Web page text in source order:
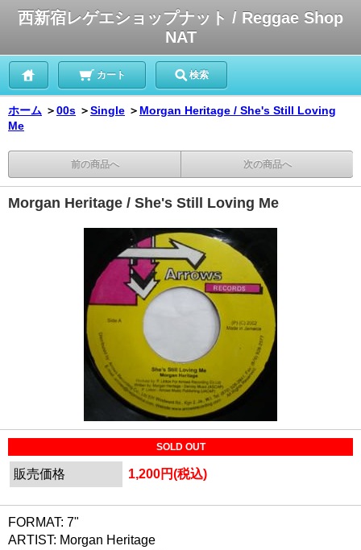
西新宿レゲエショップナット / Reggae Shop
NAT
カート 検索
ホーム ＞00s ＞Single ＞ Morgan Heritage / She's Still Loving
Me
前の商品へ 次の商品へ
Morgan Heritage / She's Still Loving Me
SOLD OUT
販売価格 1,200円(税込)
FORMAT: 7"
ARTIST: Morgan Heritage